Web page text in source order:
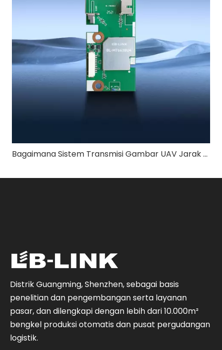
Bagaimana Sistem Transmisi Gambar UAV Jarak Jauh 4km Menjamin Kualitas Video yang Stabil?
Distrik Guangming, Shenzhen, sebagai basis
penelitian dan pengembangan serta layanan
pasar, dan dilengkapi dengan lebih dari 10.000m²
bengkel produksi otomatis dan pusat pergudangan
logistik.